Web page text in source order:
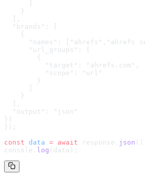
    }
  ],
  "brands": [
    {
"names": ["ahrefs","ahrefs
      "url_groups": [
        {
          "target": "ahrefs.com",
          "scope": "url"
        }
    }
  ],
  "output": "json"
} )
});
const data = await response. json
console. log (data);